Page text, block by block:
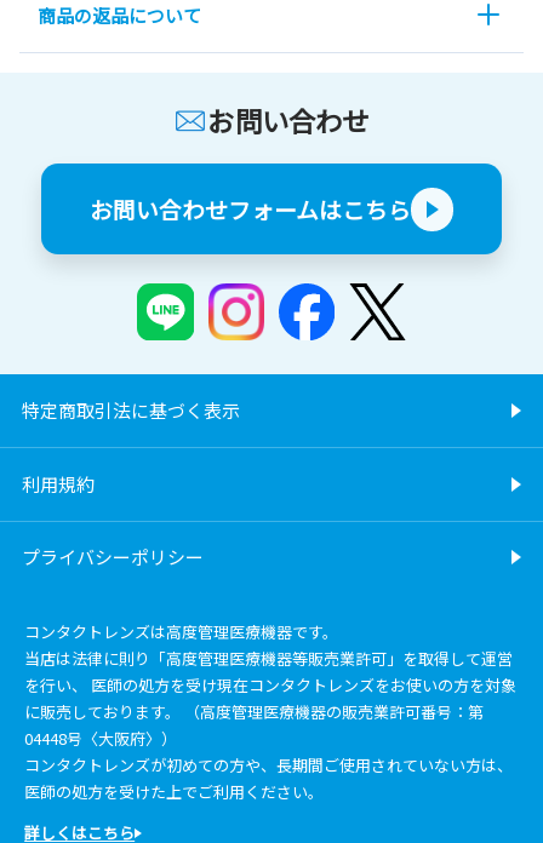
商品の返品について
お問い合わせ
お問い合わせフォームはこちら
特定商取引法に基づく表示
利用規約
プライバシーポリシー
コンタクトレンズは高度管理医療機器です。
当店は法律に則り「高度管理医療機器等販売業許可」を取得して運営
を行い、 医師の処方を受け現在コンタクトレンズをお使いの方を対象
に販売しております。 （高度管理医療機器の販売業許可番号：第
04448号〈大阪府〉）
コンタクトレンズが初めての方や、長期間ご使用されていない方は、
医師の処方を受けた上でご利用ください。
詳しくはこちら